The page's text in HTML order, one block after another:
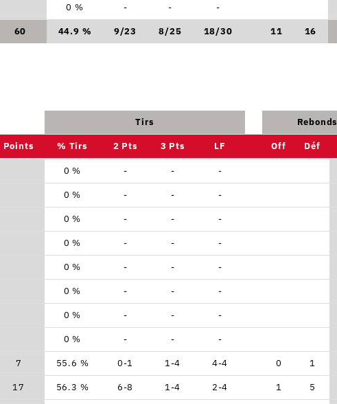
0 % - - -
60 44.9 % 9/23 8/25 18/30 11 16
Tirs Rebonds
Points % Tirs 2 Pts 3 Pts LF Off Déf
0 % - - -
0 % - - -
0 % - - -
0 % - - -
0 % - - -
0 % - - -
0 % - - -
0 % - - -
7 55.6 % 0-1 1-4 4-4 0 1
17 56.3 % 6-8 1-4 2-4 1 5